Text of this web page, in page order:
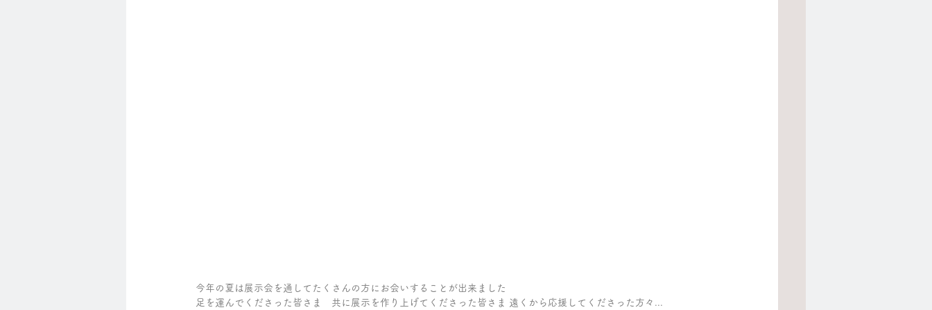
今年の夏は展示会を通してたくさんの方にお会いすることが出来ました
足を運んでくださった皆さま　共に展示を作り上げてくださった皆さま 遠くから応援してくださった方々...